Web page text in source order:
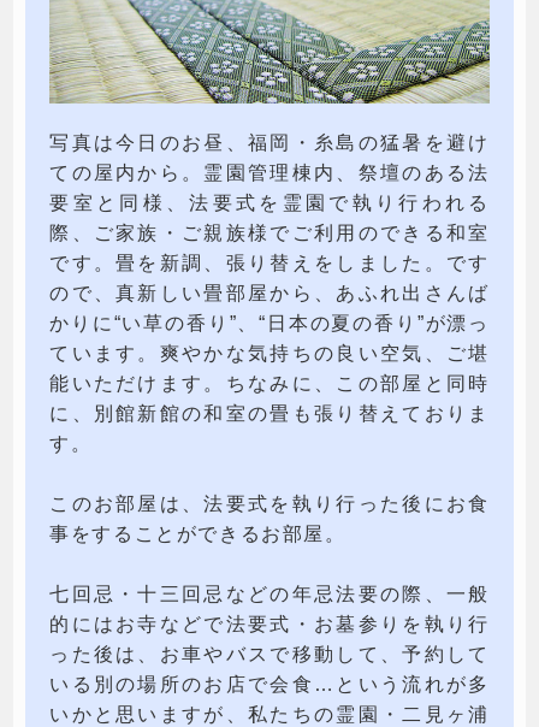
写真は今日のお昼、福岡・糸島の猛暑を避け
ての屋内から。霊園管理棟内、祭壇のある法
要室と同様、法要式を霊園で執り行われる
際、ご家族・ご親族様でご利用のできる和室
です。畳を新調、張り替えをしました。です
ので、真新しい畳部屋から、あふれ出さんば
かりに“い草の香り”、“日本の夏の香り”が漂っ
ています。爽やかな気持ちの良い空気、ご堪
能いただけます。ちなみに、この部屋と同時
に、別館新館の和室の畳も張り替えておりま
す。
このお部屋は、法要式を執り行った後にお食
事をすることができるお部屋。
七回忌・十三回忌などの年忌法要の際、一般
的にはお寺などで法要式・お墓参りを執り行
った後は、お車やバスで移動して、予約して
いる別の場所のお店で会食…という流れが多
いかと思いますが、私たちの霊園・二見ヶ浦